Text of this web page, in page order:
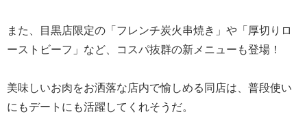
また、目黒店限定の「フレンチ炭火串焼き」や「厚切りロ
ーストビーフ」など、コスパ抜群の新メニューも登場！
美味しいお肉をお洒落な店内で愉しめる同店は、普段使い
にもデートにも活躍してくれそうだ。